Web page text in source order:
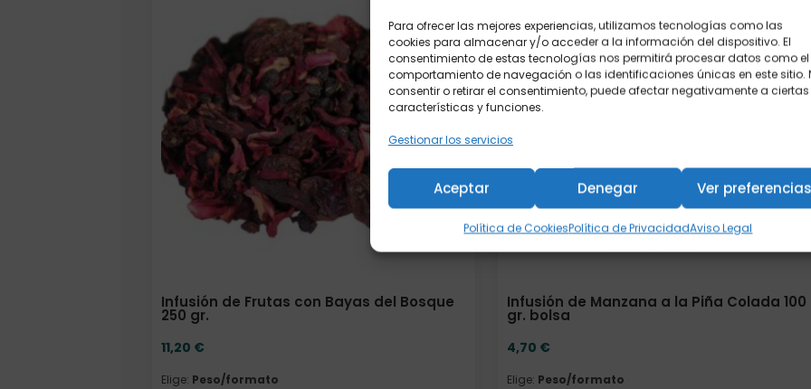
Para ofrecer las mejores experiencias, utilizamos tecnologías como las
cookies para almacenar y/o acceder a la información del dispositivo. El
consentimiento de estas tecnologías nos permitirá procesar datos como el
comportamiento de navegación o las identificaciones únicas en este sitio.
consentir o retirar el consentimiento, puede afectar negativamente a ciertas
características y funciones.
Gestionar los servicios
Aceptar Denegar Ver
Política de CookiesPolítica de PrivacidadAviso Legal
Infusión de Frutas con Bayas del Bosque
250 gr.
11,20 €
Elige: Peso/formato
Infusión de Manzana a la Piña Colada 100
gr. bolsa
4,70 €
Elige: Peso/formato